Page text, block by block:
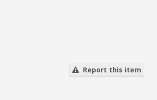
Report this item